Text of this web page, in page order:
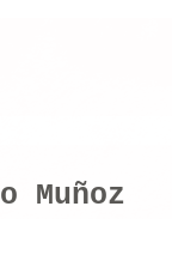
Muñoz